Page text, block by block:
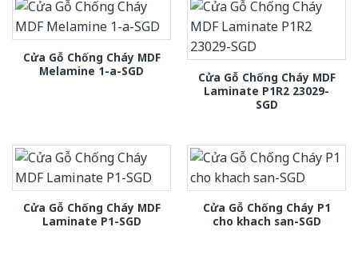
Cửa Gỗ Chống Cháy MDF
Melamine 1-a-SGD
Cửa Gỗ Chống Cháy MDF
Laminate P1R2 23029-
SGD
Cửa Gỗ Chống Cháy MDF
Laminate P1-SGD
Cửa Gỗ Chống Cháy P1
cho khach san-SGD